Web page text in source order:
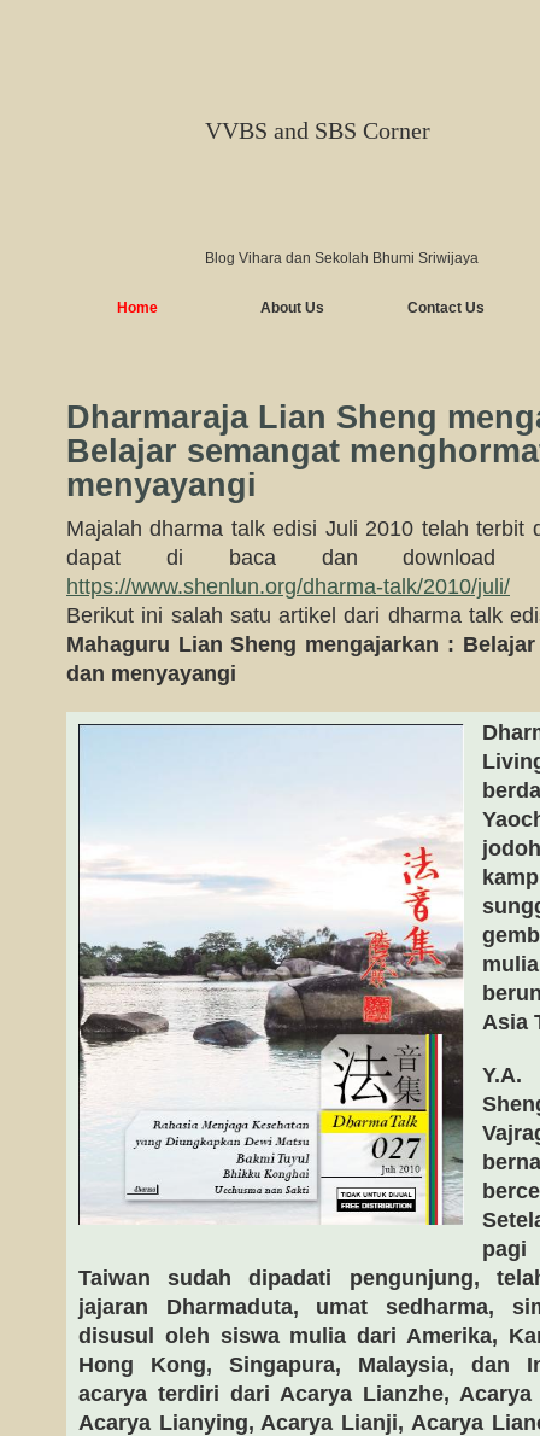
VVBS and SBS Corner
Blog Vihara dan Sekolah Bhumi Sriwijaya
Home About Us Contact Us
Dharmaraja Lian Sheng
Belajar semangat
menyayangi
Majalah dharma talk edisi Juli 2010 telah terbit
dapat di baca dan download
https://www.shenlun.org/dharma-talk/2010/juli/
Berikut ini salah satu artikel dari dharma talk
Mahaguru Lian Sheng mengajarkan :
dan menyayangi
Asia
Y.A.
pagi
Taiwan sudah dipadati pengunjung,
jajaran Dharmaduta, umat sedharma,
disusul oleh siswa mulia dari Amerika,
Hong Kong, Singapura, Malaysia, dan
acarya terdiri dari Acarya Lianzhe,
Acarya Lianying, Acarya Lianji, Acarya